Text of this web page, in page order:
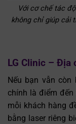
Với cơ chế tác
không chỉ giúp cải
LG Clinic – Địa
Nếu bạn vẫn
chính là điểm
mỗi khách hàng
bằng laser riêng